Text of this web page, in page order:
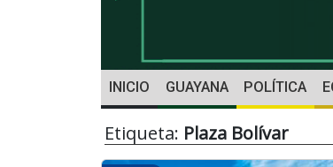
INICIO GUAYANA POLÍTICA
Etiqueta: Plaza Bolívar